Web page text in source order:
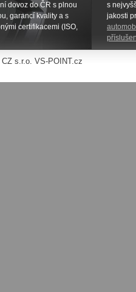
dovoz do ČR s plnou
garancí kvality a s
certifikacemi (ISO,
s
jakosti
s.r.o. VS-POINT.cz